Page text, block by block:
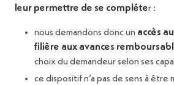
leur permettre de se compléter :
nous demandons donc un accès
filière aux avances
choix du demandeur selon ses
ce dispositif n’a pas de sens à être